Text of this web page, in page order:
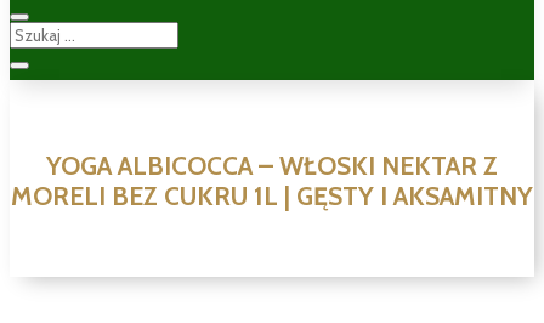
YOGA ALBICOCCA – WŁOSKI NEKTAR Z
MORELI BEZ CUKRU 1L | GĘSTY I AKSAMITNY